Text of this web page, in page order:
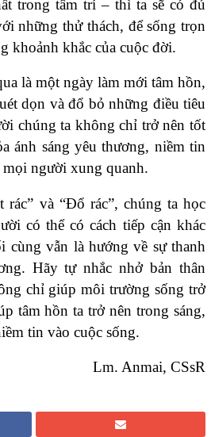
trong tâm trí – thì ta sẽ có đủ
những thử thách, để sống trọn
khoảnh khắc của cuộc đời.
là một ngày làm mới tâm hồn,
dọn và đổ bỏ những điều tiêu
chúng ta không chỉ trở nên tốt
ánh sáng yêu thương, niềm tin
người xung quanh.
rác” và “Đổ rác”, chúng ta học
có thể có cách tiếp cận khác
cùng vẫn là hướng về sự thanh
Hãy tự nhắc nhở bản thân
chỉ giúp môi trường sống trở
tâm hồn ta trở nên trong sáng,
tin vào cuộc sống.
Lm. Anmai, CSsR